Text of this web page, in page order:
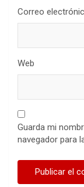
Correo
Web
Guarda mi
navegador para